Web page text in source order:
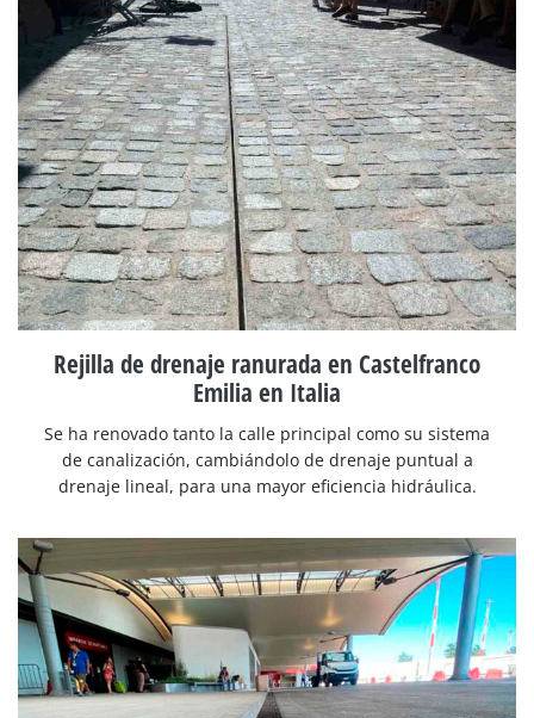
Rejilla de drenaje ranurada en Castelfranco
Emilia en Italia
Se ha renovado tanto la calle principal como su sistema
de canalización, cambiándolo de drenaje puntual a
drenaje lineal, para una mayor eficiencia hidráulica.